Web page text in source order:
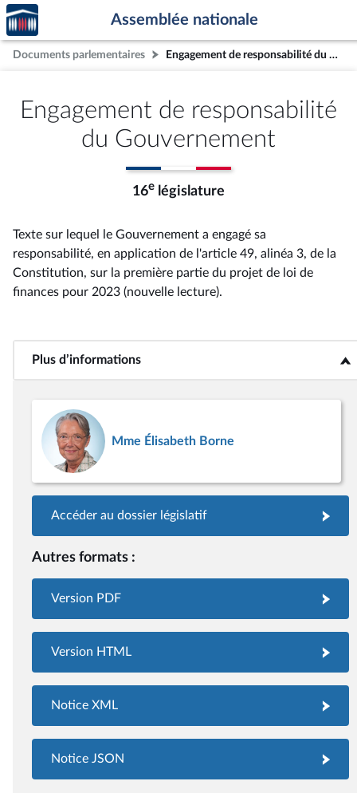
Aller au contenu
Aller en bas de la page
Accèder
à la
page
d'accueil
Assemblée nationale
Documents parlementaires Engagement de responsabilité du Gouvernement
Engagement de responsabilité
du Gouvernement
16e législature
Texte sur lequel le Gouvernement a engagé sa
responsabilité, en application de l'article 49, alinéa 3, de la
Constitution, sur la première partie du projet de loi de
finances pour 2023 (nouvelle lecture).
Plus d’informations<b>Plus d’informations</b>
Mme Élisabeth Borne
Accéder au dossier législatif
Autres formats :
Version PDF
Version HTML
Notice XML
Notice JSON